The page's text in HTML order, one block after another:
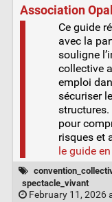
Association
Ce guide
avec la
souligne
collective
emploi
sécuriser
structures.
pour
risques et
le guide
spectacle_vivant
February 11, 2026